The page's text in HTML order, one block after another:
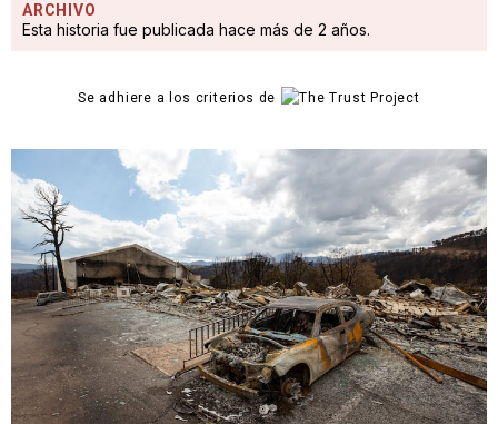
ARCHIVO
Esta historia fue publicada hace más de 2 años.
Se adhiere a los criterios de